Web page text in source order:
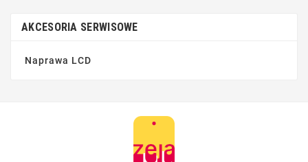
AKCESORIA SERWISOWE
Naprawa LCD